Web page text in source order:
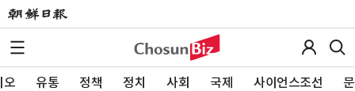
오 유통 정책 정치 사회 국제 사이언스조선